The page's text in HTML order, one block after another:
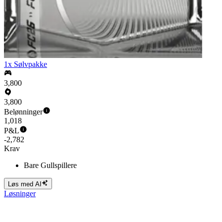
1x Sølvpakke
3,800
3,800
Belønninger
1,018
P&L
-2,782
Krav
Bare Gullspillere
Løs med AI
Løsninger